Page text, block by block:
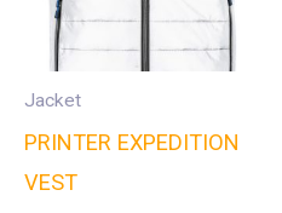
Jacket
PRINTER EXPEDITION
VEST